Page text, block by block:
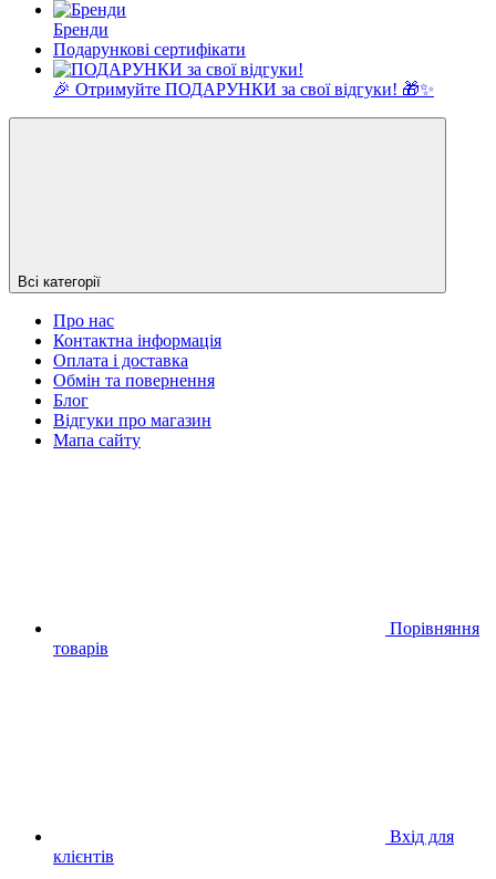
Бренди
Подарункові сертифікати
🎉 Отримуйте ПОДАРУНКИ за свої відгуки! 🎁✨
Всі категорії
Про нас
Контактна інформація
Оплата і доставка
Обмін та повернення
Блог
Відгуки про магазин
Мапа сайту
Порівняння
товарів
Вхід для
клієнтів